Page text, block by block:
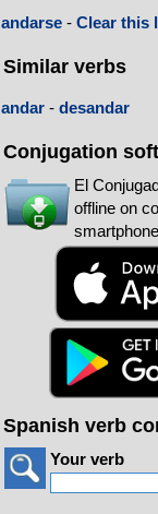
andarse - Clear this
Similar verbs
andar - desandar
Conjugation
El
offline on
Spanish verb
Your verb